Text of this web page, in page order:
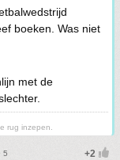
boeken. Was niet
met de
rug inzepen.
5